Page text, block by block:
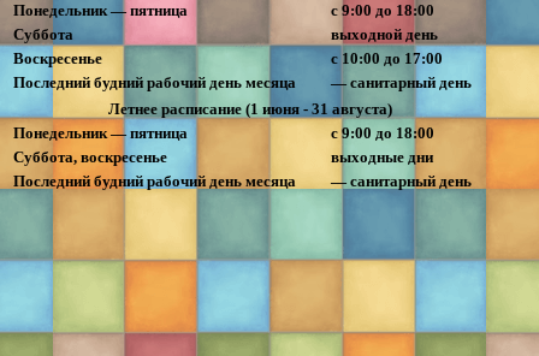
Понедельник — пятница
с 9:00 до 18:00
Суббота
выходной день
Воскресенье
с 10:00 до 17:00
Последний будний рабочий день месяца
— санитарный день
Летнее расписание (1 июня - 31 августа)
Понедельник — пятница
с 9:00 до 18:00
Суббота, воскресенье
выходные дни
Последний будний рабочий день месяца
— санитарный день